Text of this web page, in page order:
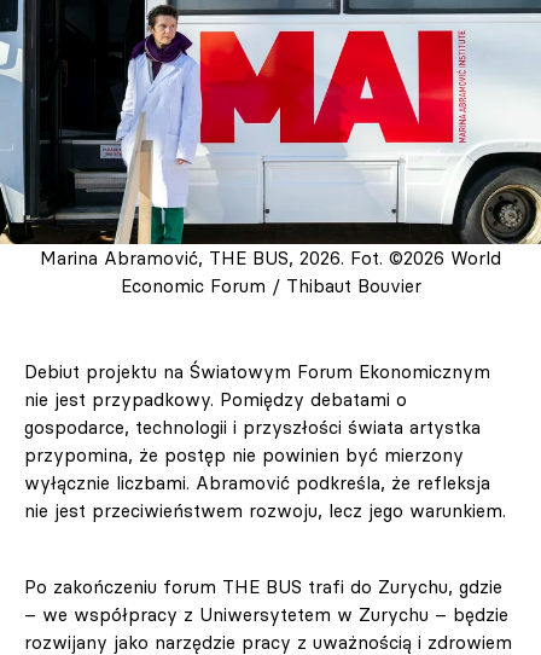
Marina Abramović, THE BUS, 2026. Fot. ©2026 World
Economic Forum / Thibaut Bouvier
Debiut projektu na Światowym Forum Ekonomicznym
nie jest przypadkowy. Pomiędzy debatami o
gospodarce, technologii i przyszłości świata artystka
przypomina, że postęp nie powinien być mierzony
wyłącznie liczbami. Abramović podkreśla, że refleksja
nie jest przeciwieństwem rozwoju, lecz jego warunkiem.
Po zakończeniu forum THE BUS trafi do Zurychu, gdzie
– we współpracy z Uniwersytetem w Zurychu – będzie
rozwijany jako narzędzie pracy z uważnością i zdrowiem